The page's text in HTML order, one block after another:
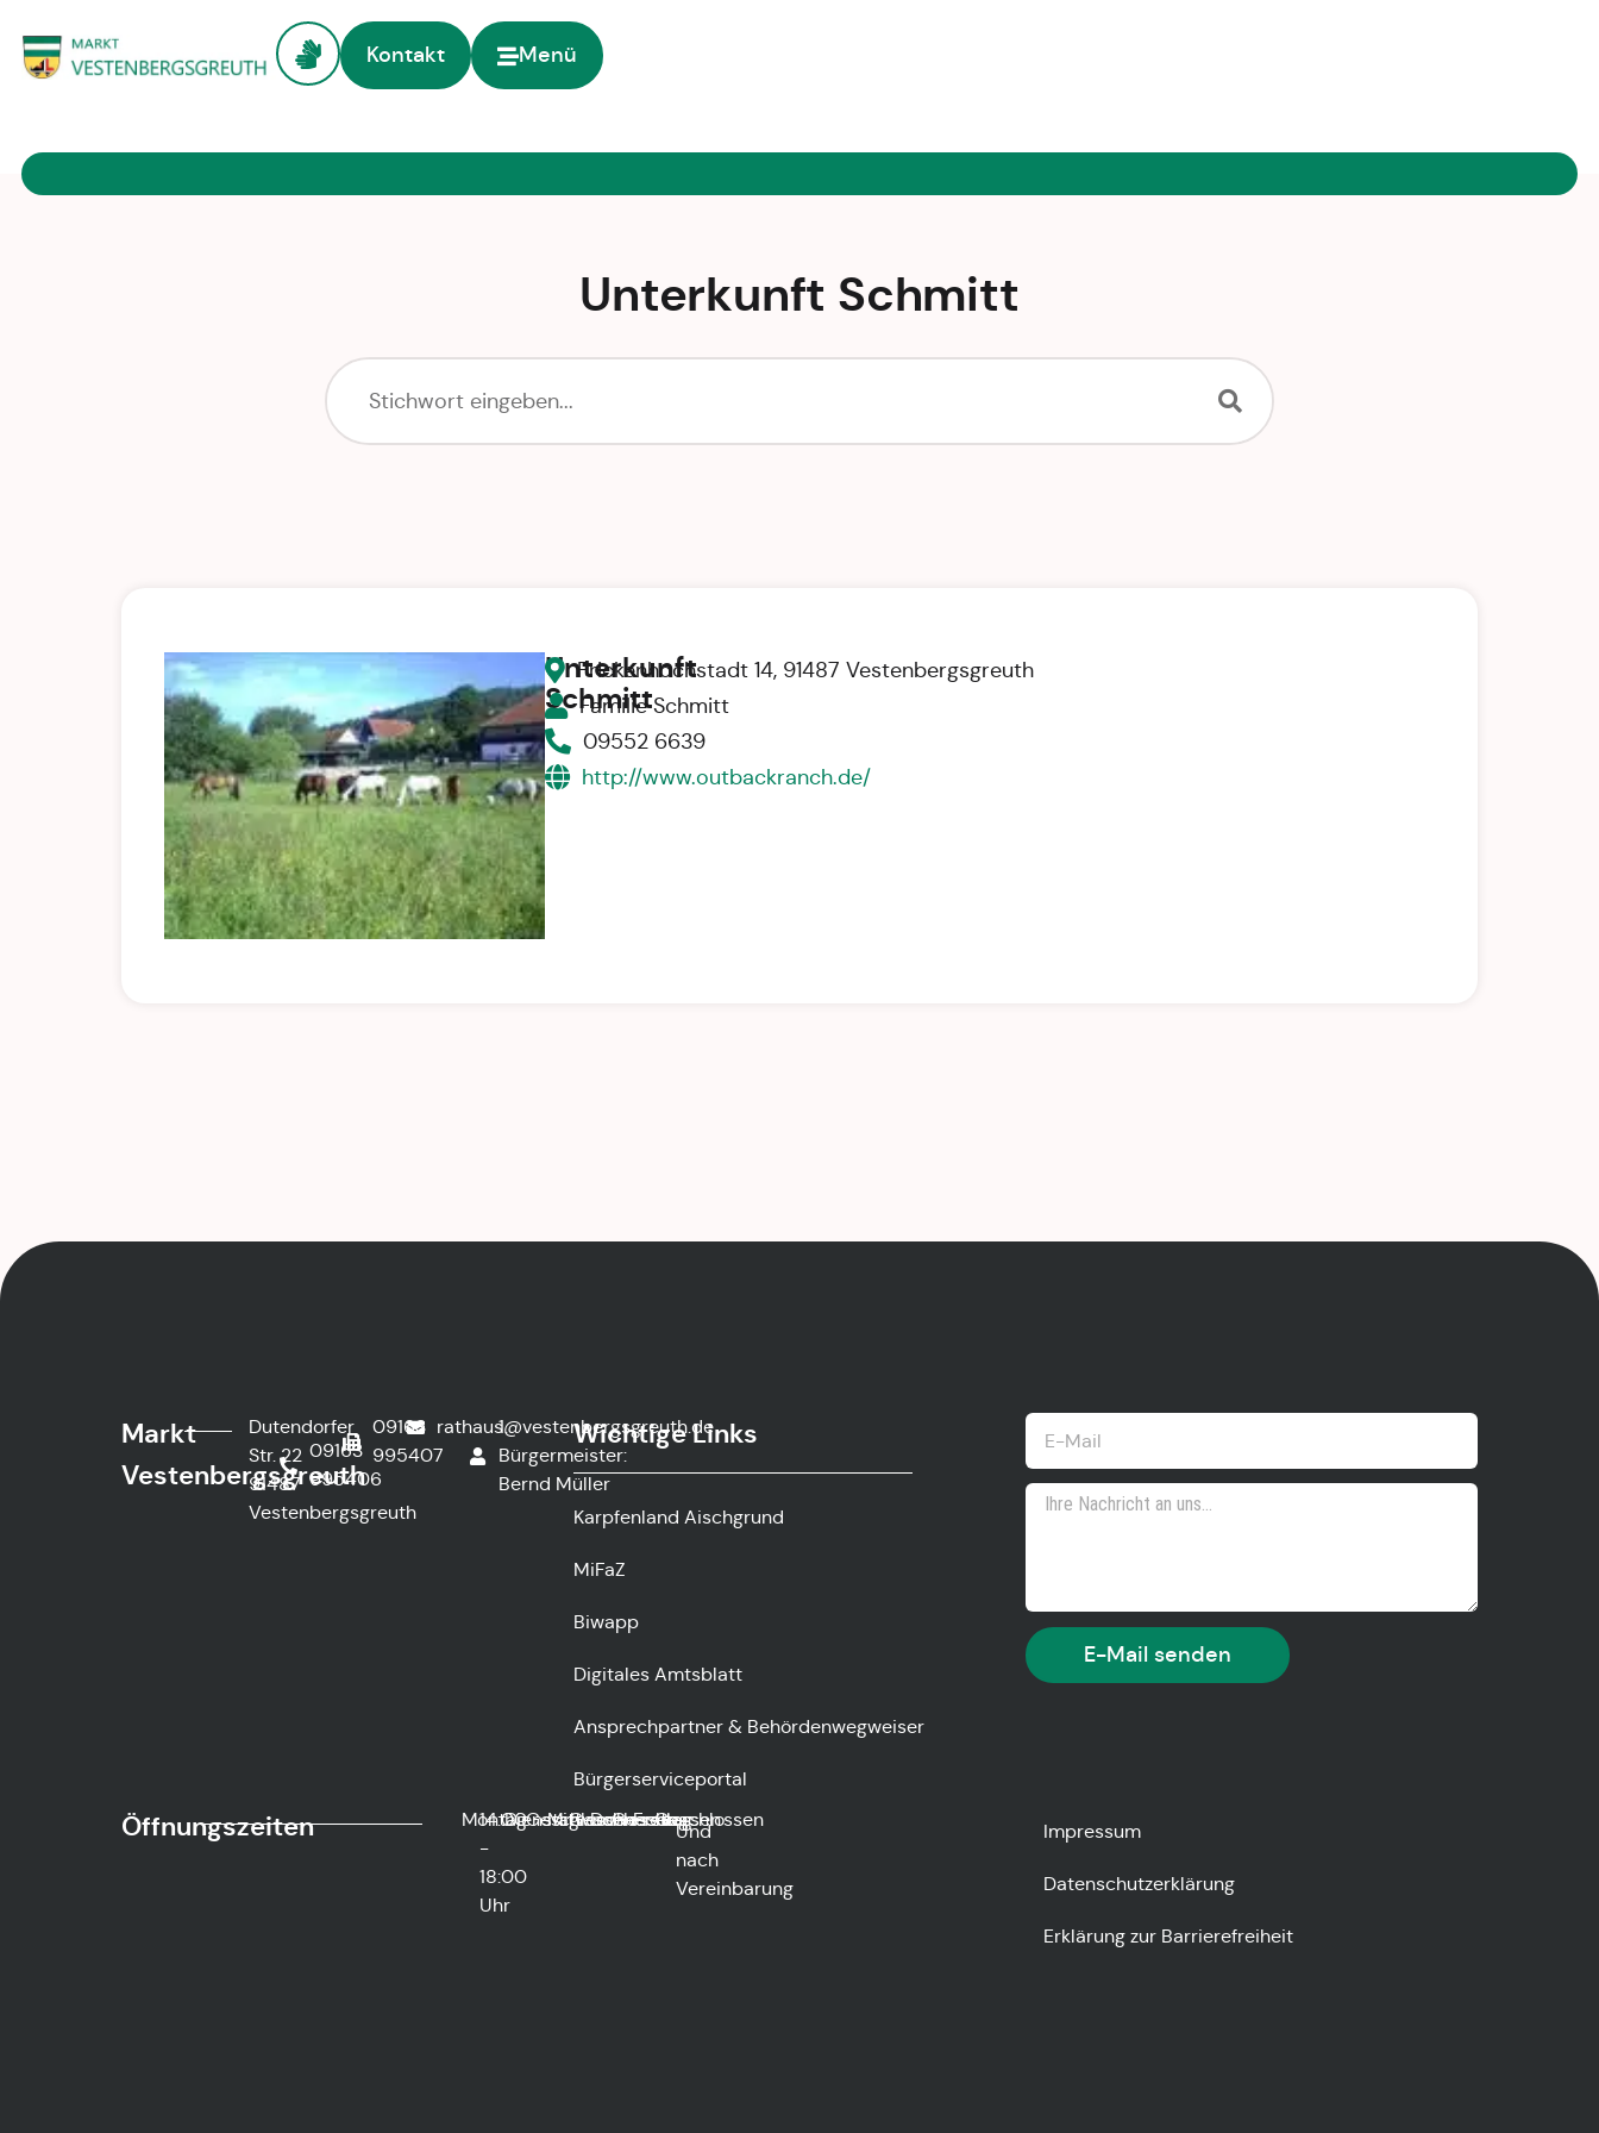
Kontakt Menü
Unterkunft Schmitt
Unterkunft
Schmitt
Frickenhöchstadt 14, 91487 Vestenbergsgreuth
Familie Schmitt
09552 6639
http://www.outbackranch.de/
Markt
Vestenbergsgreuth
Dutendorfer
Str. 22
91487
Vestenbergsgreuth
09163
995406
09163
995407
rathaus@vestenbergsgreuth.de
1.
Bürgermeister:
Bernd Müller
Wichtige Links
Karpfenland Aischgrund
MiFaZ
Biwapp
Digitales Amtsblatt
Ansprechpartner & Behördenwegweiser
Bürgerserviceportal
E-Mail senden
Öffnungszeiten Montag
14:00
-
18:00
Uhr
Dienstag
Geschlossen
Mittwoch
Geschlossen
Donnerstag
Geschlossen
Freitag
Geschlossen
Und
nach
Vereinbarung
Impressum
Datenschutzerklärung
Erklärung zur Barrierefreiheit